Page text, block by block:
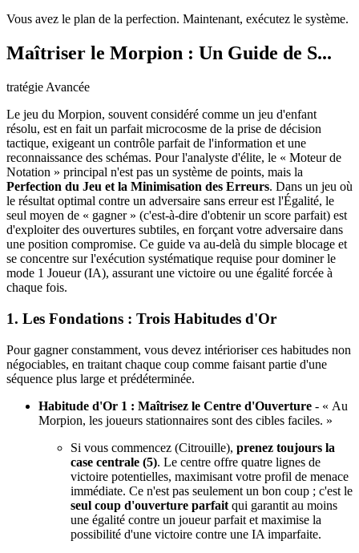
Vous avez le plan de la perfection. Maintenant, exécutez le système.
Maîtriser le Morpion : Un Guide de S...
tratégie Avancée
Le jeu du Morpion, souvent considéré comme un jeu d'enfant
résolu, est en fait un parfait microcosme de la prise de décision
tactique, exigeant un contrôle parfait de l'information et une
reconnaissance des schémas. Pour l'analyste d'élite, le « Moteur de
Notation » principal n'est pas un système de points, mais la
Perfection du Jeu et la Minimisation des Erreurs. Dans un jeu où
le résultat optimal contre un adversaire sans erreur est l'Égalité, le
seul moyen de « gagner » (c'est-à-dire d'obtenir un score parfait) est
d'exploiter des ouvertures subtiles, en forçant votre adversaire dans
une position compromise. Ce guide va au-delà du simple blocage et
se concentre sur l'exécution systématique requise pour dominer le
mode 1 Joueur (IA), assurant une victoire ou une égalité forcée à
chaque fois.
1. Les Fondations : Trois Habitudes d'Or
Pour gagner constamment, vous devez intérioriser ces habitudes non
négociables, en traitant chaque coup comme faisant partie d'une
séquence plus large et prédéterminée.
Habitude d'Or 1 : Maîtrisez le Centre d'Ouverture - « Au
Morpion, les joueurs stationnaires sont des cibles faciles. »
Si vous commencez (Citrouille), prenez toujours la
case centrale (5). Le centre offre quatre lignes de
victoire potentielles, maximisant votre profil de menace
immédiate. Ce n'est pas seulement un bon coup ; c'est le
seul coup d'ouverture parfait qui garantit au moins
une égalité contre un joueur parfait et maximise la
possibilité d'une victoire contre une IA imparfaite.